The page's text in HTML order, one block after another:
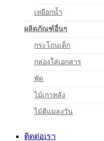
เหยือกน้ำ
ผลิตภัณฑ์อื่นๆ
กระโถนเด็ก
กล่องใส่เอกสาร
พัด
ไม้เกาหลัง
ไม้ตีแมลงวัน
ติดต่อเรา